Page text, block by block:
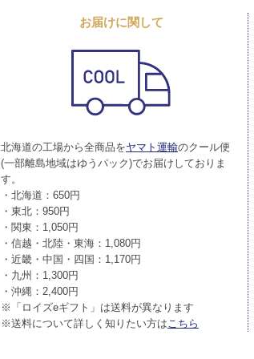
お届けに関して
北海道の工場から全商品をヤマト運輸のクール便
(一部離島地域はゆうパック)でお届けしておりま
す。
・北海道：650円
・東北：950円
・関東：1,050円
・信越・北陸・東海：1,080円
・近畿・中国・四国：1,170円
・九州：1,300円
・沖縄：2,400円
※「ロイズeギフト」は送料が異なります
※送料について詳しく知りたい方はこちら